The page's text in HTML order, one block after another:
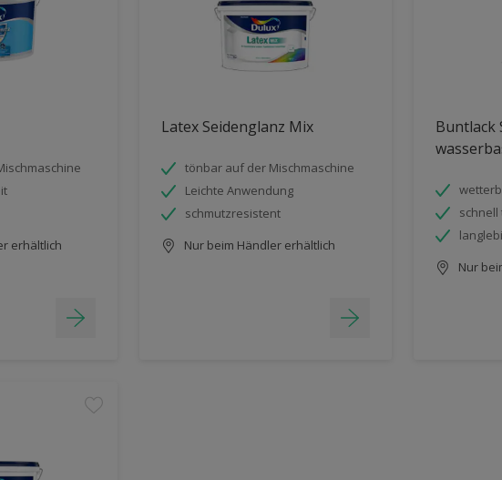
erhältlich
Latex Seidenglanz Mix
tönbar auf der Mischmaschine
Leichte Anwendung
schmutzresistent
Nur beim Händler erhältlich
Buntlack
Nur